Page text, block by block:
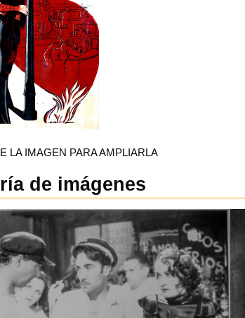
LA IMAGEN PARA AMPLIARLA
de imágenes